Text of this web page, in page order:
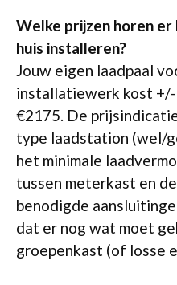
Welke prijzen horen er
huis installeren?
Jouw eigen laadpaal
installatiewerk kost
€2175. De
type laadstation (wel/
het minimale
tussen meterkast en
benodigde
dat er nog wat moet
groepenkast (of losse